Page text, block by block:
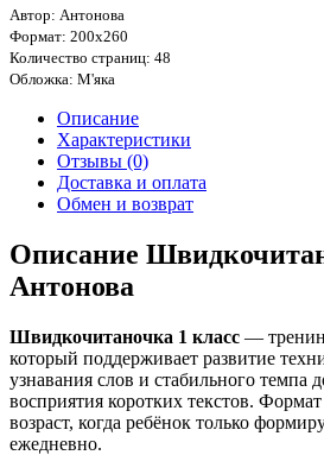
Автор: Антонова
Формат: 200х260
Количество страниц: 48
Обложка: М'яка
Описание
Характеристики
Отзывы (0)
Доставка и оплата
Обмен и возврат
Описание
Антонова
Швидкочитаночка 1 класс —
который поддерживает развитие
узнавания слов и стабильного темпа
восприятия коротких текстов.
возраст, когда ребёнок только
ежедневно.